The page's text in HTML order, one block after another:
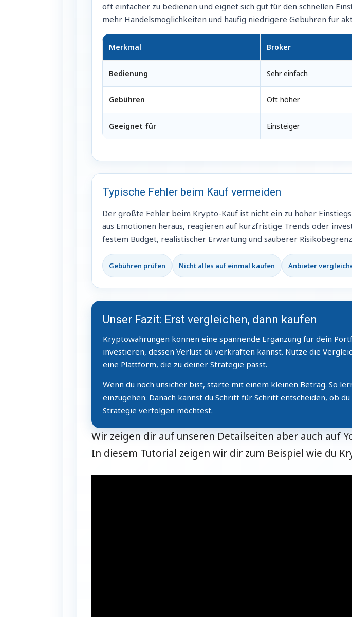
oft einfacher zu bedienen und eignet sich gut für den schnellen
mehr Handelsmöglichkeiten und häufig niedrigere Gebühren für
Merkmal Broker
Bedienung Sehr einfach
Gebühren Oft höher
Geeignet für Einsteiger
Typische Fehler beim Kauf vermeiden
Der größte Fehler beim Krypto-Kauf ist nicht ein zu hoher
aus Emotionen heraus, reagieren auf kurzfristige Trends oder
festem Budget, realistischer Erwartung und sauberer
Gebühren prüfen Nicht alles auf einmal kaufen Anbieter
Unser Fazit: Erst vergleichen, dann kaufen
Kryptowährungen können eine spannende Ergänzung für dein
investieren, dessen Verlust du verkraften kannst. Nutze die
eine Plattform, die zu deiner Strategie passt.
Wenn du noch unsicher bist, starte mit einem kleinen Betrag. So
einzugehen. Danach kannst du Schritt für Schritt entscheiden, ob
Strategie verfolgen möchtest.
Wir zeigen dir auf unseren Detailseiten aber auch auf
In diesem Tutorial zeigen wir dir zum Beispiel wie du